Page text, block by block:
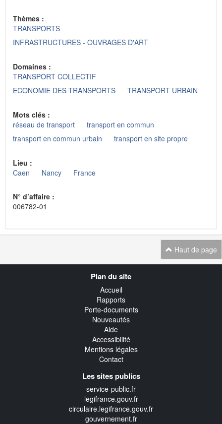
Thèmes :
TRANSPORTS
INFRASTRUCTURES - OUVRAGES D'ART
Domaines :
TRANSPORT COLLECTIF
ECONOMIE DES TRANSPORTS
TRANSPORT URBAIN
Mots clés :
réseau de transport
transport en commun
transport en commun urbain
transport en site propre
Lieu :
Caen
Nancy France
N° d’affaire :
006782-01
Haut de page
Plan du site
Accueil
Rapports
Porte-documents
Nouveautés
Aide
Accessibilité
Mentions légales
Contact
Les sites publics
service-public.fr
legifrance.gouv.fr
circulaire.legifrance.gouv.fr
gouvernement.fr